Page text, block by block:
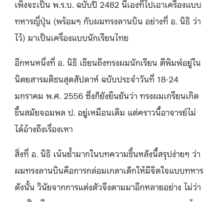
เพิ่งจะเป็น พ.ร.บ. ฉบับปี 2482 นี่เองที่ไปเอาเครื่องแบบ
ทหารญี่ปุ่น (พร้อมๆ กับผมทรงลานบิน อย่างที่ อ. นิธิ ว่า
ไว้) มาเป็นเครื่องแบบนักเรียนไทย
อีกหนหนึ่งที่ อ. นิธิ เขียนถึงทรงผมนักเรียน ตีพิมพ์อยู่ใน
นิตยสารมติชนสุดสัปดาห์ ฉบับประจำวันที่ 18-24
มกราคม พ.ศ. 2556 ซึ่งก็ยังยืนยันว่า ทรงผมเกรียนเกิด
ขึ้นสมัยจอมพล ป. อยู่เหมือนเดิม แต่คราวนี้อาจารย์ไม่
ได้อ้างถึงเรื่องเหา
สิ่งที่ อ. นิธิ เน้นย้ำมากในบทความชิ้นหลังนี้สรุปง่ายๆ ว่า
ผมทรงลานบินคือการกล่อมเกลาเด็กให้มีจิตใจแบบทหาร
ดังนั้น วินัยจากการแต่งตัวจึงตามมาอีกหลายอย่าง ไม่ว่า